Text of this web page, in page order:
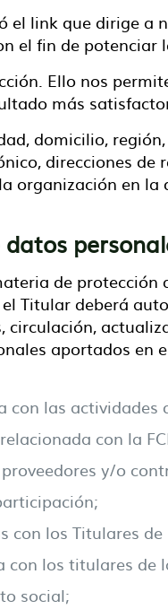
el link que dirige
el fin de
Ello nos
más
domicilio,
direcciones
organización en
de
Titular deberá
aportados
las actividades
con la
y/o
los Titulares
con los titulares de
social;